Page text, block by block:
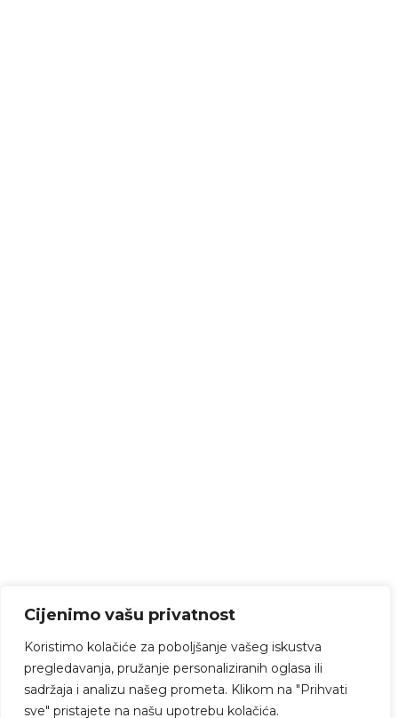
Cijenimo vašu privatnost
Koristimo kolačiće za poboljšanje vašeg iskustva
pregledavanja, pružanje personaliziranih oglasa ili
sadržaja i analizu našeg prometa. Klikom na "Prihvati
sve" pristajete na našu upotrebu kolačića.